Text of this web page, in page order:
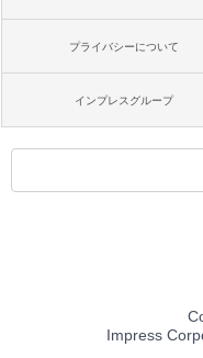
プライバシーについて
インプレスグループ
Impress